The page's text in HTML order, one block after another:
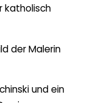
katholisch
der Malerin
und ein